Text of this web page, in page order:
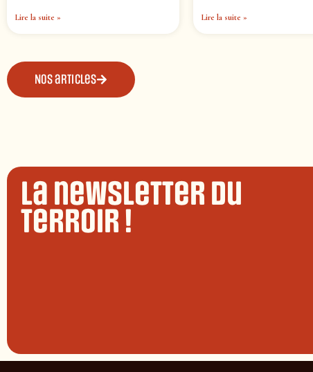
Lire la suite » Lire la suite »
Nos articles
La newsletter du
terroir !